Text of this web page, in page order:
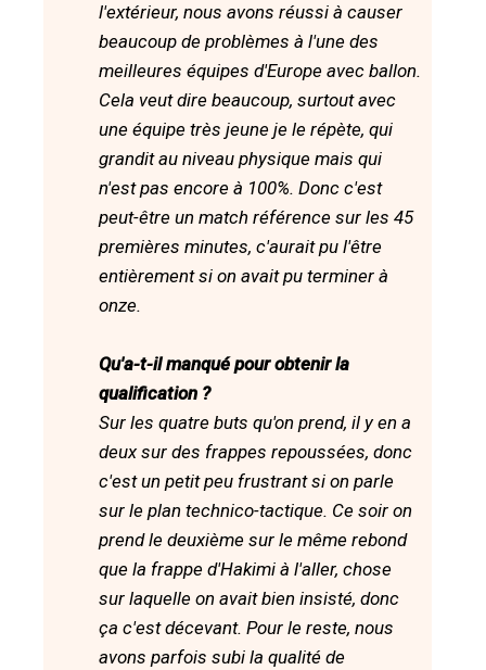
l'extérieur, nous avons réussi à causer
beaucoup de problèmes à l'une des
meilleures équipes d'Europe avec ballon.
Cela veut dire beaucoup, surtout avec
une équipe très jeune je le répète, qui
grandit au niveau physique mais qui
n'est pas encore à 100%. Donc c'est
peut-être un match référence sur les 45
premières minutes, c'aurait pu l'être
entièrement si on avait pu terminer à
onze.
Qu'a-t-il manqué pour obtenir la
qualification ?
Sur les quatre buts qu'on prend, il y en a
deux sur des frappes repoussées, donc
c'est un petit peu frustrant si on parle
sur le plan technico-tactique. Ce soir on
prend le deuxième sur le même rebond
que la frappe d'Hakimi à l'aller, chose
sur laquelle on avait bien insisté, donc
ça c'est décevant. Pour le reste, nous
avons parfois subi la qualité de